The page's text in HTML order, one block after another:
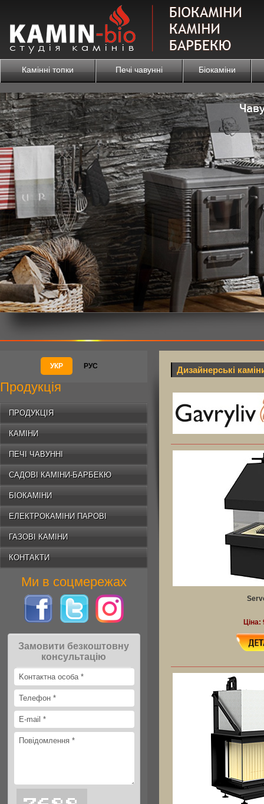
Камінні топки Печі чавунні Біокаміни
УКР РУС
Продукція
ПРОДУКЦІЯ
КАМІНИ
ПЕЧІ ЧАВУННІ
САДОВІ КАМІНИ-БАРБЕКЮ
БІОКАМІНИ
ЕЛЕКТРОКАМІНИ ПАРОВІ
ГАЗОВІ КАМІНИ
КОНТАКТИ
Ми в соцмережах
Замовити безкоштовну
консультацію
Дизайнерські
Ціна: